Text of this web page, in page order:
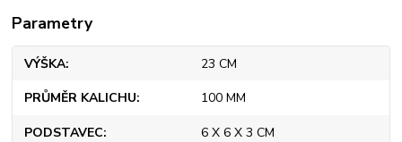
Parametry
VÝŠKA 23 CM
PRŮMĚR KALICHU 100 MM
PODSTAVEC 6 X 6 X 3 CM